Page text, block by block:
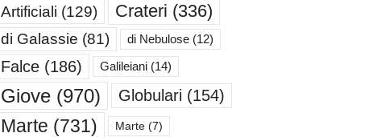
Artificiali (129) Crateri (336)
di Galassie (81) di Nebulose(12)
Falce(186) Galileiani(14)
Giove(970) Globulari (154)
Marte (731) Marte(7)